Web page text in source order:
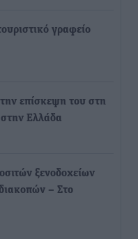
γραφείο
επίσκεψη του στη
Ελλάδα
ξενοδοχείων
– Στο